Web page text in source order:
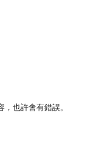
也許會有錯誤。